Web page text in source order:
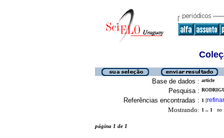
Base de dados : article
Pesquisa :
Referências encontradas : 1 [refinar
Mostrando: 1 .. 1 no
página 1 de 1